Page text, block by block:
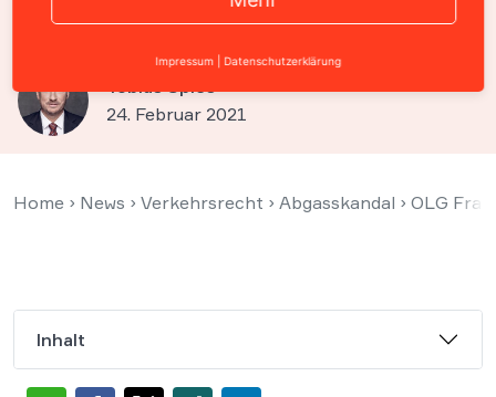
Käufer
Tobias Spies
24. Februar 2021
Home › News › Verkehrsrecht › Abgasskandal › OLG
Inhalt
Impressum Datenschutzerklärung